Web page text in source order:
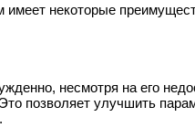
некоторые
несмотря на его
позволяет улучшить